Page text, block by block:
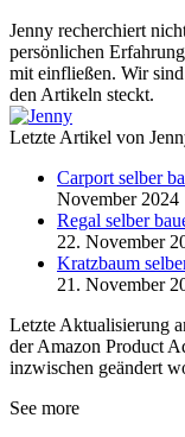
Jenny recherchiert
persönlichen
mit einfließen. Wir
den Artikeln steckt.
Letzte Artikel von
Carport selber
November 2024
Regal selber
22. November
Kratzbaum
21. November
Letzte Aktualisierung
der Amazon Product
inzwischen geändert
See more